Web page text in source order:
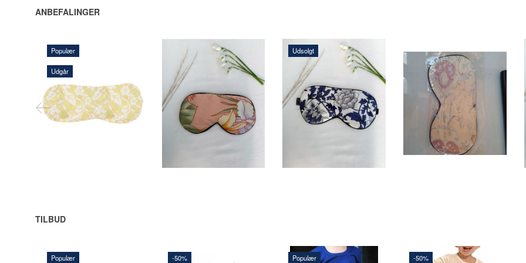
ANBEFALINGER
Populær
Udgår
135,00 DKK 145,00 DKK
LÆG I KURV
Udsolgt
145,00 DKK
Se produktet
145,00 DKK
LÆG I KURV
TILBUD
Populær -50% Populær -50%